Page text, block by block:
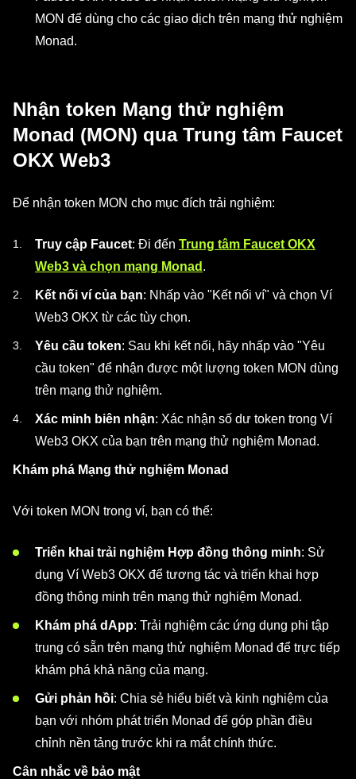
MON để dùng cho các giao dịch trên mạng thử nghiệm
Monad.
Nhận token Mạng thử nghiệm
Monad (MON) qua Trung tâm Faucet
OKX Web3
Để nhận token MON cho mục đích trải nghiệm:
Truy cập Faucet: Đi đến Trung tâm Faucet OKX
Web3 và chọn mạng Monad .
Kết nối ví của bạn: Nhấp vào "Kết nối ví" và chọn Ví
Web3 OKX từ các tùy chọn.
Yêu cầu token: Sau khi kết nối, hãy nhấp vào "Yêu
cầu token" để nhận được một lượng token MON dùng
trên mạng thử nghiệm.
Xác minh biên nhận: Xác nhận số dư token trong Ví
Web3 OKX của bạn trên mạng thử nghiệm Monad.
Khám phá Mạng thử nghiệm Monad
Với token MON trong ví, bạn có thể:
Triển khai trải nghiệm Hợp đồng thông minh: Sử
dụng Ví Web3 OKX để tương tác và triển khai hợp
đồng thông minh trên mạng thử nghiệm Monad.
Khám phá dApp: Trải nghiệm các ứng dụng phi tập
trung có sẵn trên mạng thử nghiệm Monad để trực tiếp
khám phá khả năng của mạng.
Gửi phản hồi: Chia sẻ hiểu biết và kinh nghiệm của
bạn với nhóm phát triển Monad để góp phần điều
chỉnh nền tảng trước khi ra mắt chính thức.
Cân nhắc về bảo mật